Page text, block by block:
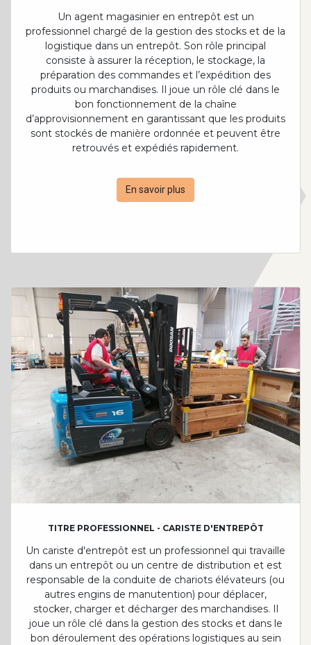
Un agent magasinier en entrepôt est un
professionnel chargé de la gestion des stocks et de la
logistique dans un entrepôt. Son rôle principal
consiste à assurer la réception, le stockage, la
préparation des commandes et l’expédition des
produits ou marchandises. Il joue un rôle clé dans le
bon fonctionnement de la chaîne
d’approvisionnement en garantissant que les produits
sont stockés de manière ordonnée et peuvent être
retrouvés et expédiés rapidement.
En savoir plus
TITRE PROFESSIONNEL - CARISTE D'ENTREPÔT
Un cariste d'entrepôt est un professionnel qui travaille
dans un entrepôt ou un centre de distribution et est
responsable de la conduite de chariots élévateurs (ou
autres engins de manutention) pour déplacer,
stocker, charger et décharger des marchandises. Il
joue un rôle clé dans la gestion des stocks et dans le
bon déroulement des opérations logistiques au sein